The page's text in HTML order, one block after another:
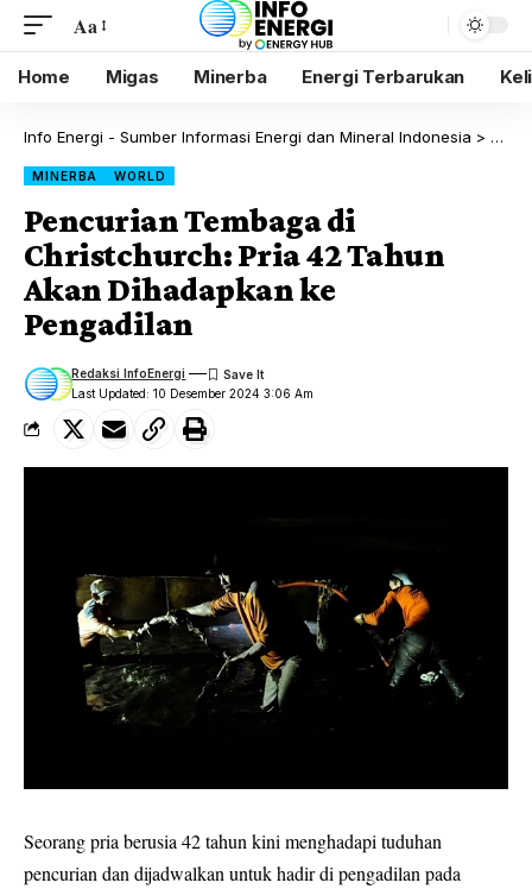
Aa
Home Migas Minerba Energi Terbarukan
Info Energi - Sumber Informasi Energi dan Mineral Indonesia > Blog
MINERBA WORLD
Pencurian Tembaga di
Christchurch: Pria 42 Tahun
Akan Dihadapkan ke
Pengadilan
Last Updated: 10 Desember 2024 3:06 Am
Redaksi InfoEnergi
Seorang pria berusia 42 tahun kini menghadapi tuduhan
pencurian dan dijadwalkan untuk hadir di pengadilan pada